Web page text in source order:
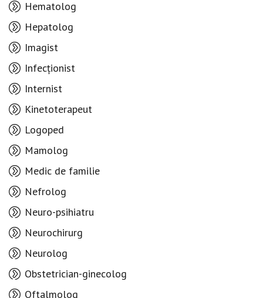
Hematolog
Hepatolog
Imagist
Infecționist
Internist
Kinetoterapeut
Logoped
Mamolog
Medic de familie
Nefrolog
Neuro-psihiatru
Neurochirurg
Neurolog
Obstetrician-ginecolog
Oftalmolog